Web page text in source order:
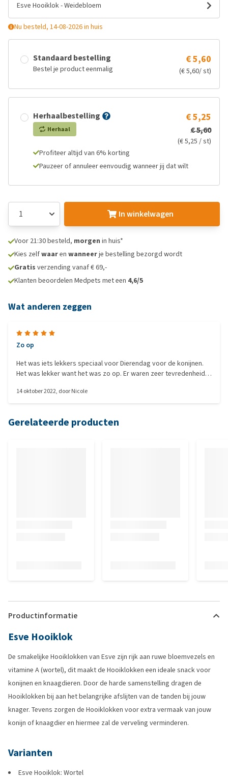
Esve Hooiklok - Weidebloem
Nu besteld, 14-08-2026 in huis
Standaard bestelling
Bestel je product eenmalig
€ 5,60
(€ 5,60/ st)
Herhaalbestelling
Herhaal
€ 5,25
€ 5,60
(€ 5,25 / st)
Profiteer altijd van 6% korting
Pauzeer of annuleer eenvoudig wanneer jij dat wilt
In winkelwagen
Voor 21:30 besteld, morgen in huis*
Kies zelfwaaren wanneerje bestelling bezorgd wordt
Gratis verzending vanaf € 69,-
Klanten beoordelen Medpets met een 4,6/5
Wat anderen zeggen
Zo op
Het was iets lekkers speciaal voor Dierendag voor de konijnen.
Het was lekker want het was zo op. Er waren zeer tevredenheids
14 oktober 2022, doorNicole
Gerelateerde producten
Productinformatie
Esve Hooiklok
De smakelijke Hooiklokken van Esve zijn rijk aan ruwe bloemvezels en
vitamine A (wortel), dit maakt de Hooiklokken een ideale snack voor
konijnen en knaagdieren. Door de harde samenstelling dragen de
Hooiklokken bij aan het belangrijke afslijten van de tanden bij jouw
knager. Tevens zorgen de Hooiklokken voor extra vermaak van jouw
konijn of knaagdier en hiermee zal de verveling verminderen.
Varianten
Esve Hooiklok: Wortel